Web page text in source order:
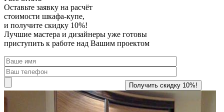
Оставьте заявку на расчёт
стоимости шкафа-купе,
и получите скидку 10%!
Лучшие мастера и дизайнеры уже готовы
приступить к работе над Вашим проектом